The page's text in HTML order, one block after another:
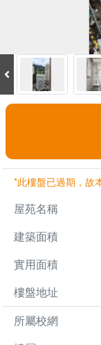
*此樓盤已過期，故
屋苑名稱
建築面積
實用面積
樓盤地址
所屬校網